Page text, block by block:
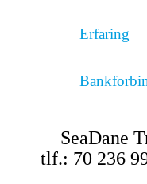
Erfaring
SeaDane
tlf.: 70 236